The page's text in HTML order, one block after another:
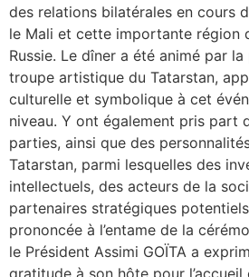
des relations bilatérales en cours
le Mali et cette importante région
Russie. Le dîner a été animé par
troupe artistique du Tatarstan,
culturelle et symbolique à cet
niveau. Y ont également pris part
parties, ainsi que des
Tatarstan, parmi lesquelles des
intellectuels, des acteurs de la
partenaires stratégiques
prononcée à l’entame de la
le Président Assimi GOÏTA a
gratitude à son hôte pour l’accueil